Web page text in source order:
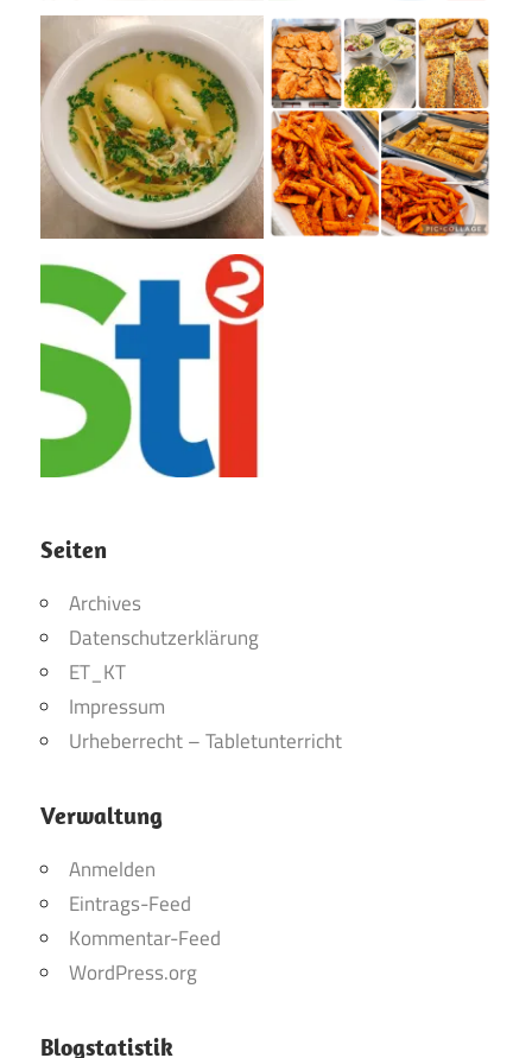
Seiten
Archives
Datenschutzerklärung
ET_KT
Impressum
Urheberrecht – Tabletunterricht
Verwaltung
Anmelden
Eintrags-Feed
Kommentar-Feed
WordPress.org
Blogstatistik